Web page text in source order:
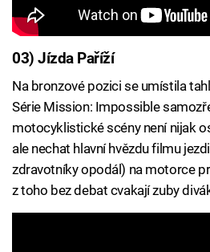
03) Jízda Paříží
Na bronzové pozici se umístila
Série Mission: Impossible
motocyklistické scény není nijak
ale nechat hlavní hvězdu filmu
zdravotníky opodál) na motorce
z toho bez debat cvakají zuby